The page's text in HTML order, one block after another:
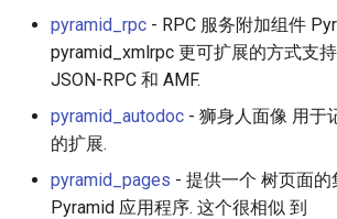
pyramid_rpc - RPC 服务附加组件
pyramid_xmlrpc 更可扩展的方式支
JSON-RPC 和 AMF.
pyramid_autodoc - 狮身人面像 用于
的扩展.
pyramid_pages - 提供一个 树页面的
Pyramid 应用程序. 这个很相似 到